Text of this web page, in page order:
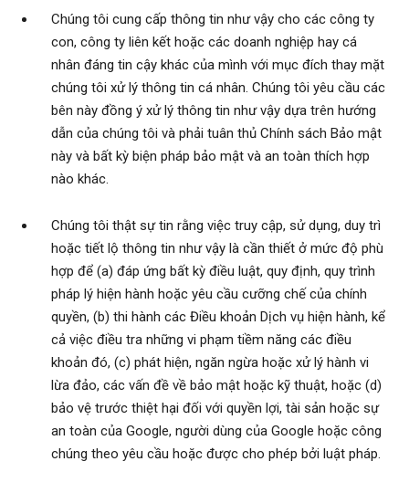
Chúng tôi cung cấp thông tin như vậy cho các công ty
con, công ty liên kết hoặc các doanh nghiệp hay cá
nhân đáng tin cậy khác của mình với mục đích thay mặt
chúng tôi xử lý thông tin cá nhân. Chúng tôi yêu cầu các
bên này đồng ý xử lý thông tin như vậy dựa trên hướng
dẫn của chúng tôi và phải tuân thủ Chính sách Bảo mật
này và bất kỳ biện pháp bảo mật và an toàn thích hợp
nào khác.
Chúng tôi thật sự tin rằng việc truy cập, sử dụng, duy trì
hoặc tiết lộ thông tin như vậy là cần thiết ở mức độ phù
hợp để (a) đáp ứng bất kỳ điều luật, quy định, quy trình
pháp lý hiện hành hoặc yêu cầu cưỡng chế của chính
quyền, (b) thi hành các Điều khoản Dịch vụ hiện hành, kể
cả việc điều tra những vi phạm tiềm năng các điều
khoản đó, (c) phát hiện, ngăn ngừa hoặc xử lý hành vi
lừa đảo, các vấn đề về bảo mật hoặc kỹ thuật, hoặc (d)
bảo vệ trước thiệt hại đối với quyền lợi, tài sản hoặc sự
an toàn của Google, người dùng của Google hoặc công
chúng theo yêu cầu hoặc được cho phép bởi luật pháp.